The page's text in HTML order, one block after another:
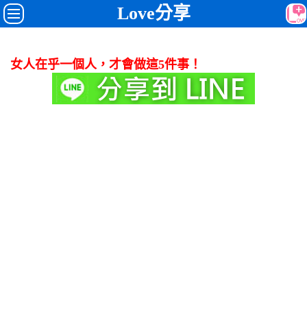
Love分享
女人在乎一個人，才會做這5件事！